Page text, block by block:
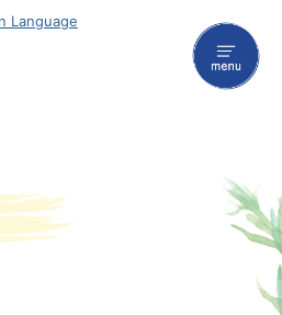
Language